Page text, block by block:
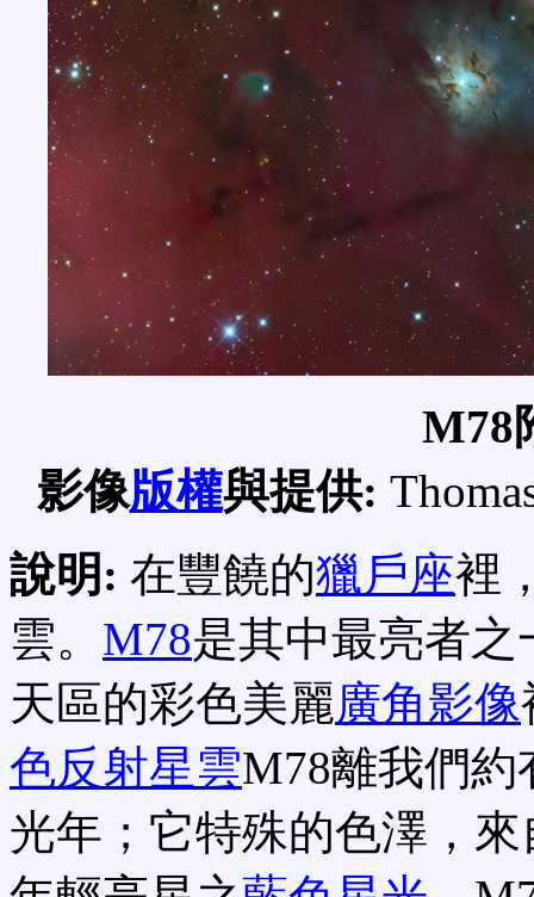
M78
影像版權與提供:
說明: 在豐饒的獵戶座裡
雲。 M78是其中最亮者
天區的彩色美麗廣角影像
色反射星雲M78離我們約
光年；它特殊的色澤，